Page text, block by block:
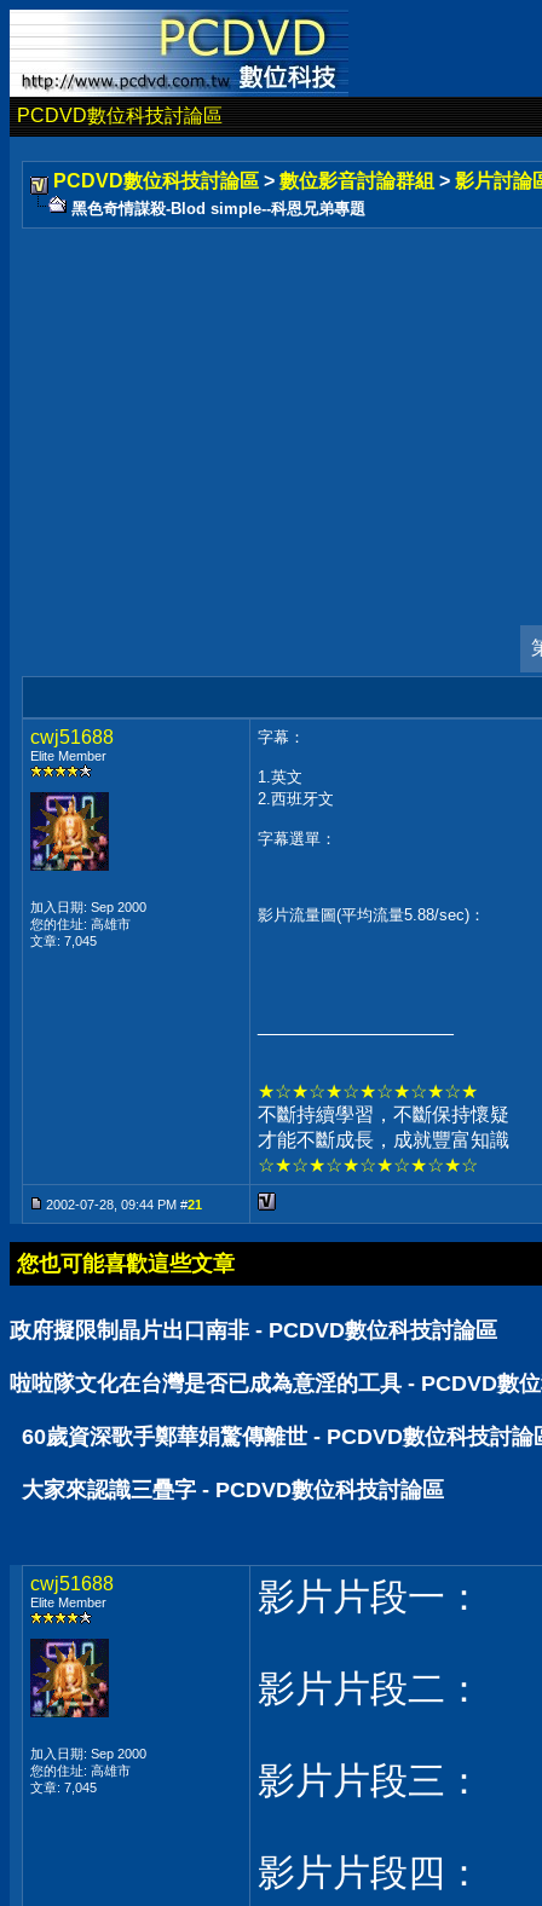
PCDVD數位科技討論區
PCDVD數位科技討論區 > 數位影音討論群組 > 影片討論
黑色奇情謀殺-Blod simple--科恩兄弟專題
cwj51688
Elite Member
加入日期: Sep 2000
您的住址: 高雄市
文章: 7,045
字幕：
1.英文
2.西班牙文
字幕選單：
影片流量圖(平均流量5.88/sec)：
★☆★☆★☆★☆★☆★☆★
不斷持續學習，不斷保持懷疑
才能不斷成長，成就豐富知識
☆★☆★☆★☆★☆★☆★☆
2002-07-28, 09:44 PM #21
您也可能喜歡這些文章
政府擬限制晶片出口南非 - PCDVD數位科技討論區
啦啦隊文化在台灣是否已成為意淫的工具 - PCDVD數
60歲資深歌手鄭華娟驚傳離世 - PCDVD數位科技討論
大家來認識三疊字 - PCDVD數位科技討論區
cwj51688
Elite Member
加入日期: Sep 2000
您的住址: 高雄市
文章: 7,045
影片片段一：
影片片段二：
影片片段三：
影片片段四：